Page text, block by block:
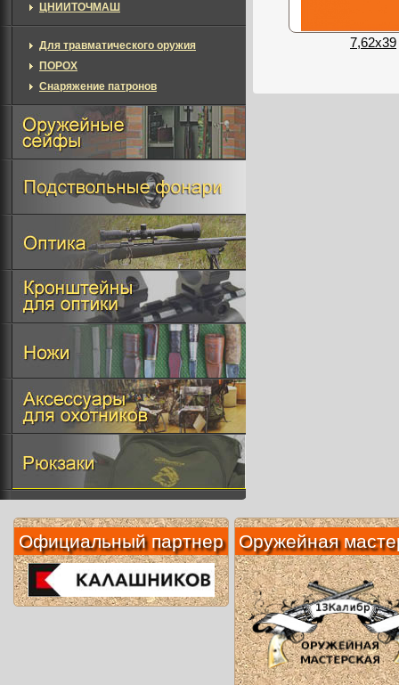
7,62х39
ЦНИИТОЧМАШ
Для травматического оружия
ПОРОХ
Снаряжение патронов
Официальный партнер Оружейная